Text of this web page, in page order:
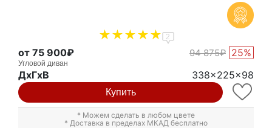
2
от 75 900₽ 94 875₽ 25%
Угловой диван
ДxГxВ 338x225x98
Купить
* Можем сделать в любом цвете
* Доставка в пределах МКАД бесплатно